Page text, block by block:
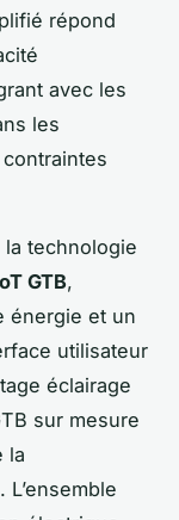
répond
avec les
les
la technologie
GTB,
énergie et un
utilisateur
éclairage
sur mesure
la